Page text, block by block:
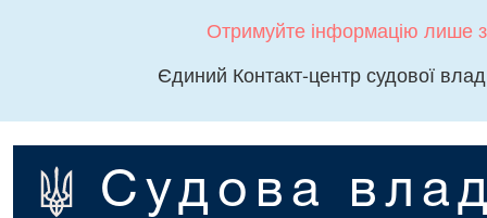
Отримуйте інформацію лише
Єдиний Контакт-центр судової
Судова